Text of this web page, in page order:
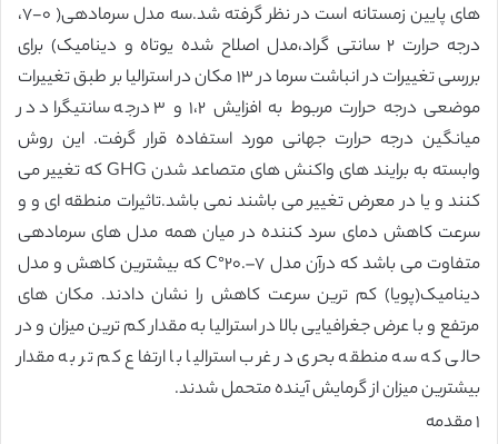
های پایین زمستانه است در نظر گرفته شد.سه مدل سرمادهی( ۰-۷،
درجه حرارت ۲ سانتی گراد،مدل اصلاح شده یوتاه و دینامیک) برای
بررسی تغییرات در انباشت سرما در ۱۳ مکان در استرالیا بر طبق تغییرات
موضعی درجه حرارت مربوط به افزایش ۱،۲ و ۳ درجه سانتیگراد در
میانگین درجه حرارت جهانی مورد استفاده قرار گرفت. این روش
وابسته به برایند های واکنش های متصاعد شدن GHG که تغییر می
کنند و یا در معرض تغییر می باشند نمی باشد.تاثیرات منطقه ای و و
سرعت کاهش دمای سرد کننده در میان همه مدل های سرمادهی
متفاوت می باشد که درآن مدل ۷–.۲۰°C که بیشترین کاهش و مدل
دینامیک(پویا) کم ترین سرعت کاهش را نشان دادند. مکان های
مرتفع و با عرض جغرافیایی بالا در استرالیا به مقدار کم ترین میزان و در
حالی که سه منطقه بحری در غرب استرالیا با ارتفاع کم تر به مقدار
بیشترین میزان از گرمایش آینده متحمل شدند.
۱ مقدمه